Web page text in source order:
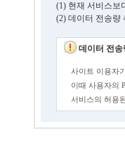
(1) 현재 서비스보
(2) 데이터 전송량
데이터 전송
사이트 이용자
이때 사용자의
서비스의 허용